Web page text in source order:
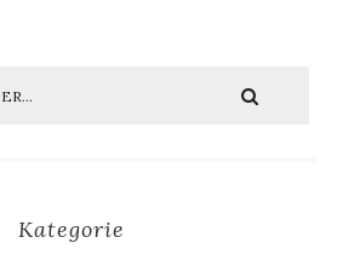
Kategorie